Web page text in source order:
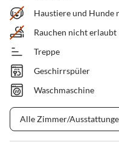
Haustiere und Hunde
Rauchen nicht erlaubt
Treppe
Geschirrspüler
Waschmaschine
Alle Zimmer/